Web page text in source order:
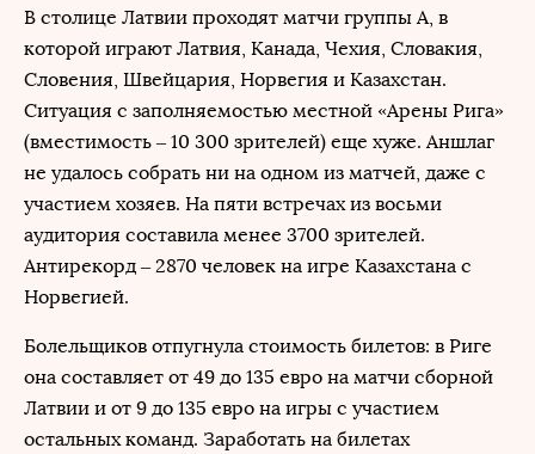
В столице Латвии проходят матчи группы A, в
которой играют Латвия, Канада, Чехия, Словакия,
Словения, Швейцария, Норвегия и Казахстан.
Ситуация с заполняемостью местной «Арены Рига»
(вместимость – 10 300 зрителей) еще хуже. Аншлаг
не удалось собрать ни на одном из матчей, даже с
участием хозяев. На пяти встречах из восьми
аудитория составила менее 3700 зрителей.
Антирекорд – 2870 человек на игре Казахстана с
Норвегией.
Болельщиков отпугнула стоимость билетов: в Риге
она составляет от 49 до 135 евро на матчи сборной
Латвии и от 9 до 135 евро на игры с участием
остальных команд. Заработать на билетах